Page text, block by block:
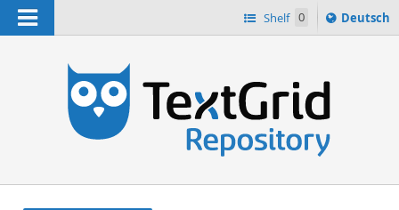
Navigation Shelf 0
Sprache
ï¿½ndern
Deutsch